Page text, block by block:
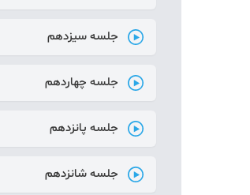
جلسه سیزدهم
جلسه چهاردهم
جلسه پانزدهم
جلسه شانزدهم